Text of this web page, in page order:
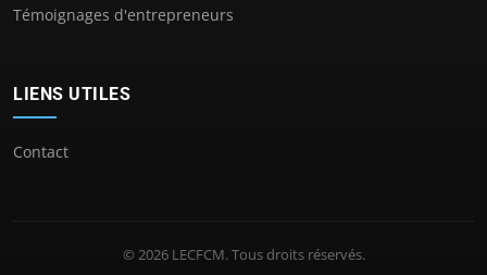
Témoignages d'entrepreneurs
LIENS UTILES
Contact
© 2026 LECFCM. Tous droits réservés.